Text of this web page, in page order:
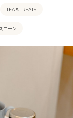
TEA & TREATS
コーン